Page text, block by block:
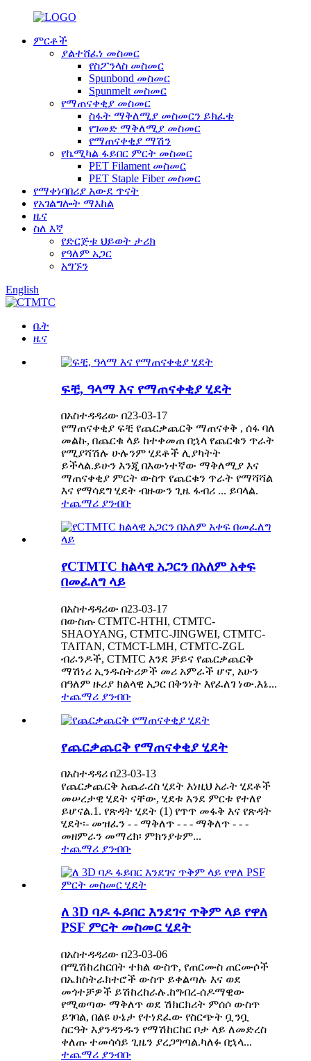
ምርቶች
ያልተሸፈነ መስመር
የስፖንላስ መስመር
Spunbond መስመር
Spunmelt መስመር
የማጠናቀቂያ መስመር
ስፋት ማቅለሚያ መስመርን ይክፈቱ
የገመድ ማቅለሚያ መስመር
የማጠናቀቂያ ማሽን
የኬሚካል ፋይበር ምርት መስመር
PET Filament መስመር
PET Staple Fiber መስመር
የማቀነባበሪያ አውደ ጥናት
የአገልግሎት ማእከል
ዜና
ስለ እኛ
የድርጅቱ ህይወት ታሪክ
የዓለም አጋር
አግኙን
English
ቤት
ዜና
ፍቺ, ዓላማ እና የማጠናቀቂያ ሂደት
በአስተዳዳሪው በ23-03-17
የማጠናቀቂያ ፍቺ የጨርቃጨርቅ ማጠናቀቅ , ሰፋ ባለ
መልኩ, በጨርቁ ላይ ከተቀመጠ በኋላ የጨርቁን ጥራት
የሚያሻሽሉ ሁሉንም ሂደቶች ሊያካትት
ይችላል.ይሁን እንጂ በእውነተኛው ማቅለሚያ እና
ማጠናቀቂያ ምርት ውስጥ የጨርቁን ጥራት የማሻሻል
እና የማሳደግ ሂደት ብዙውን ጊዜ ፋብሪ ... ይባላል.
ተጨማሪ ያንብቡ
የCTMTC ክልላዊ አጋርን በአለም አቀፍ
በመፈለግ ላይ
በአስተዳዳሪው በ23-03-17
በውስጡ CTMTC-HTHI, CTMTC-
SHAOYANG, CTMTC-JINGWEI, CTMTC-
TAITAN, CTMCT-LMH, CTMTC-ZGL
ብራንዶች, CTMTC እንደ ቻይና የጨርቃጨርቅ
ማሽነሪ ኢንዱስትሪዎች መሪ አምራች ሆኖ, አሁን
በዓለም ዙሪያ ክልላዊ አጋር በቅንነት እየፈለገ ነው.እኔ...
ተጨማሪ ያንብቡ
የጨርቃጨርቅ የማጠናቀቂያ ሂደት
በአስተዳዳሪ በ23-03-13
የጨርቃጨርቅ አጨራረስ ሂደት እነዚህ አራት ሂደቶች
መሠረታዊ ሂደት ናቸው, ሂደቱ እንደ ምርቱ የተለየ
ይሆናል.1. የጽዳት ሂደት (1) የጥጥ መፋቅ እና የጽዳት
ሂደት፡- መዝፈን - - ማቅለጥ - - - ማቅለጥ - - -
መዘምራን መማረክ፡ ምክንያቱም...
ተጨማሪ ያንብቡ
ለ 3D ባዶ ፋይበር እንደገና ጥቅም ላይ የዋለ
PSF ምርት መስመር ሂደት
በአስተዳዳሪው በ23-03-06
በሚሽከረከርበት ተክል ውስጥ, የጠርሙስ ጠርሙሶች
በኤክስትራክተሮች ውስጥ ይቀልጣሉ እና ወደ
መጎተቻዎች ይሽከረከራሉ.ከግብረ-ሰዶማዊው
የሚወጣው ማቅለጥ ወደ ሽክርክሪት ምሰሶ ውስጥ
ይገባል, በልዩ ሁኔታ የተነደፈው የስርጭት ቧንቧ
ስርዓት እያንዳንዱን የማሽከርከር ቦታ ላይ ለመድረስ
ቀለጡ ተመሳሳይ ጊዜን ያረጋግጣል.ካለፉ በኋላ...
ተጨማሪ ያንብቡ